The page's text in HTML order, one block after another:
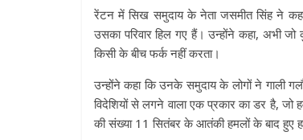
रेंटन में सिख समुदाय के नेता जसमीत सिंह ने कहा
उसका परिवार हिल गए हैं। उन्होंने कहा, अभी
किसी के बीच फर्क नहीं करता।
उन्होंने कहा कि उनके समुदाय के लोगों ने गाली
विदेशियों से लगने वाला एक प्रकार का डर है, जो
की संख्या 11 सितंबर के आतंकी हमलों के बाद हुए